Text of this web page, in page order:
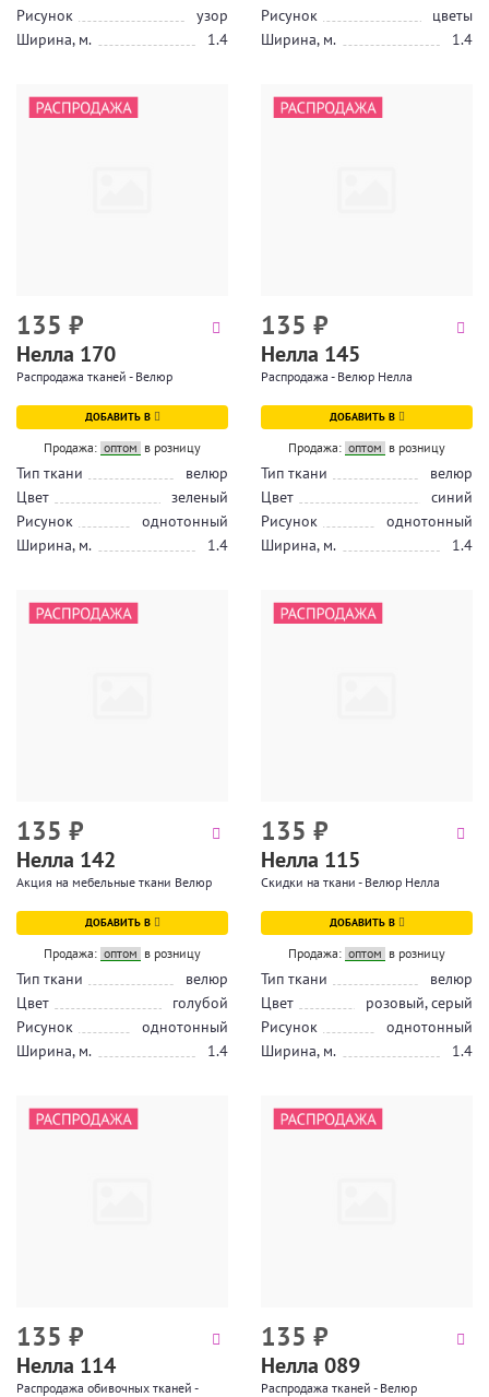
Рисунок
узор
Ширина, м.
1.4
Рисунок
цветы
Ширина, м.
1.4
135 ₽
Нелла 170
Распродажа тканей - Велюр
ДОБАВИТЬ В
Продажа: оптом в розницу
Тип ткани
велюр
Цвет
зеленый
Рисунок
однотонный
Ширина, м.
1.4
135 ₽
Нелла 145
Распродажа - Велюр Нелла
ДОБАВИТЬ В
Продажа: оптом в розницу
Тип ткани
велюр
Цвет
синий
Рисунок
однотонный
Ширина, м.
1.4
135 ₽
Нелла 142
Акция на мебельные ткани Велюр
ДОБАВИТЬ В
Продажа: оптом в розницу
Тип ткани
велюр
Цвет
голубой
Рисунок
однотонный
Ширина, м.
1.4
135 ₽
Нелла 115
Скидки на ткани - Велюр Нелла
ДОБАВИТЬ В
Продажа: оптом в розницу
Тип ткани
велюр
Цвет
розовый, серый
Рисунок
однотонный
Ширина, м.
1.4
135 ₽
Нелла 114
Распродажа обивочных тканей -
135 ₽
Нелла 089
Распродажа тканей - Велюр